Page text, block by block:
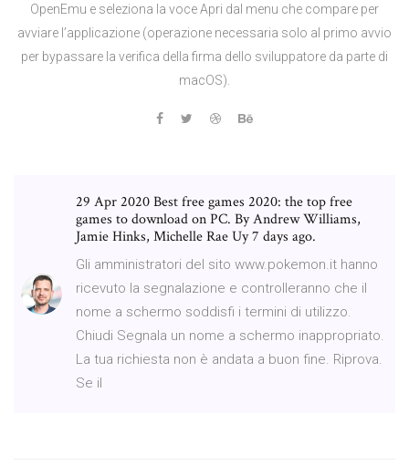
OpenEmu e seleziona la voce Apri dal menu che compare per
avviare l’applicazione (operazione necessaria solo al primo avvio
per bypassare la verifica della firma dello sviluppatore da parte di
macOS).
29 Apr 2020 Best free games 2020: the top free
games to download on PC. By Andrew Williams,
Jamie Hinks, Michelle Rae Uy 7 days ago.
Gli amministratori del sito www.pokemon.it hanno
ricevuto la segnalazione e controlleranno che il
nome a schermo soddisfi i termini di utilizzo.
Chiudi Segnala un nome a schermo inappropriato.
La tua richiesta non è andata a buon fine. Riprova.
Se il